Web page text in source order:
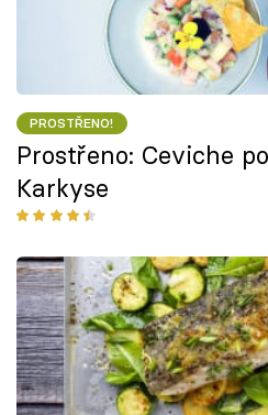
PROSTŘENO!
Prostřeno: Ceviche
Karkyse